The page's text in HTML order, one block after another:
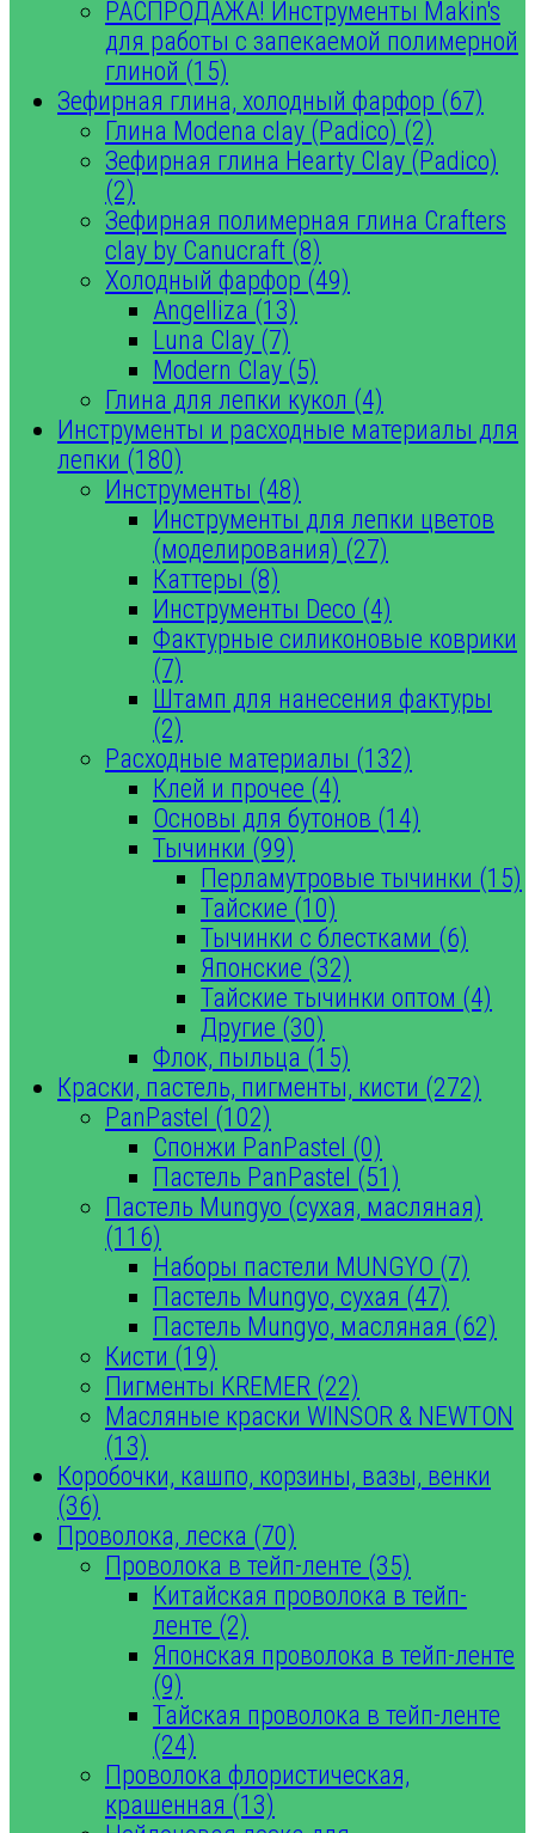
РАСПРОДАЖА! Инструменты Makin's
для работы с запекаемой полимерной
глиной (15)
Зефирная глина, холодный фарфор (67)
Глина Modena clay (Padico) (2)
Зефирная глина Hearty Clay (Padico)
(2)
Зефирная полимерная глина Crafters
clay by Canucraft (8)
Холодный фарфор (49)
Angelliza (13)
Luna Clay (7)
Modern Clay (5)
Глина для лепки кукол (4)
Инструменты и расходные материалы для
лепки (180)
Инструменты (48)
Инструменты для лепки цветов
(моделирования) (27)
Каттеры (8)
Инструменты Deco (4)
Фактурные силиконовые коврики
(7)
Штамп для нанесения фактуры
(2)
Расходные материалы (132)
Клей и прочее (4)
Основы для бутонов (14)
Тычинки (99)
Перламутровые тычинки (15)
Тайские (10)
Тычинки с блестками (6)
Японские (32)
Тайские тычинки оптом (4)
Другие (30)
Флок, пыльца (15)
Краски, пастель, пигменты, кисти (272)
PanPastel (102)
Спонжи PanPastel (0)
Пастель PanPastel (51)
Пастель Mungyo (сухая, масляная)
(116)
Наборы пастели MUNGYO (7)
Пастель Mungyo, сухая (47)
Пастель Mungyo, масляная (62)
Кисти (19)
Пигменты KREMER (22)
Масляные краски WINSOR & NEWTON
(13)
Коробочки, кашпо, корзины, вазы, венки
(36)
Проволока, леска (70)
Проволока в тейп-ленте (35)
Китайская проволока в тейп-
ленте (2)
Японская проволока в тейп-ленте
(9)
Тайская проволока в тейп-ленте
(24)
Проволока флористическая,
крашенная (13)